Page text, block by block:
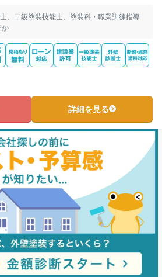
、二級塗装技能士、塗装科・職業訓練指導
か
詳細を見る